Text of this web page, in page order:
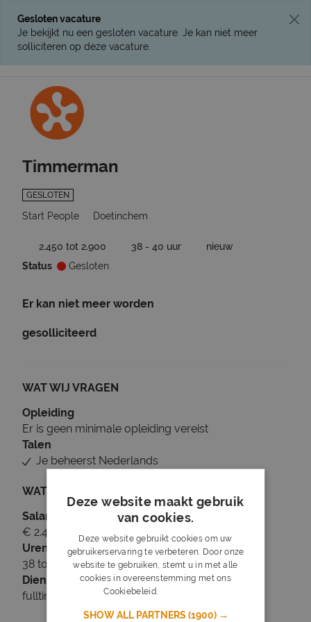
Gesloten vacature
Je bekijkt nu een gesloten vacature. Je kan niet meer
solliciteren op deze vacature.
Timmerman
GESLOTEN
Start People Doetinchem
2.450 tot 2.900 38 - 40 uur
nieuw
Status
Gesloten
Er kan niet meer worden
gesolliciteerd
WAT WIJ VRAGEN
Opleiding
Er is geen minimale opleiding vereist
Talen
Je beheerst Nederlands
WAT WIJ BIEDEN
Salaris
€ 2.450 tot € 2.900
Uren
38 tot 40 uur per week
Dienstverband
fulltime
Deze website maakt gebruik
van cookies.
Deze website gebruikt cookies om uw
gebruikerservaring te verbeteren. Door onze
website te gebruiken, stemt u in met alle
cookies in overeenstemming met ons
Cookiebeleid.
SHOW ALL PARTNERS(1900) →